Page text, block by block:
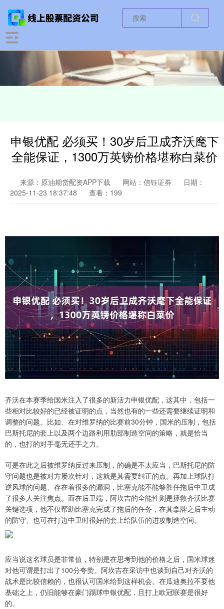
申银优配 必须买！30岁后卫成齐沃麾下
全能保证，1300万英镑价格堪称白菜价
来源：原油期货配资APP下载 网站：信钰证券
日期：
2025-11-23 18:37:48
查看：199
齐沃在本赛季给国米注入了很多的新活力申银优配，这其中，包括一
些相对比较好的已经被证明的点，当然也有的一些还需要继续证明和
调整的问题。比如、在对维罗纳的比赛前30分钟，国米的压制，包括
巴斯托尼的套上以及两个边路利用肋部制造空间的策略，就是恰当
的，也打的对手毫无还手之力。
可是在此之后被维罗纳反过来压制，的确是不太应当，巴斯托尼的防
守问题也是被对方屡次针对，这就是其需要纠正的点。再加上球队打
逆风球的问题、存在着很多的漏洞，比塞克能不能够胜任拖后中卫成
了很多人关注焦点。而在后卫端，阿坎吉的全能性则是拯救齐沃比赛
关键选项，他不仅帮助比塞克完成了拖后的任务，在其拿牌之后主动
的防守、也可在打边中卫时很好的套上给队伍的进攻制造空间。
应当说这名球员是非常值，特别是在思考到他的价格之后，国米球迷
对他可谓是打出了100分夸赞。阿坎吉在采访中也谈到自己对齐沃的
战术是比较信赖的，也很认可国米给到这样机会。在瓜迪奥拉不要他
基础之上，仍旧能够在豪门踢球申银优配，且打上欧冠联赛是很好
的。